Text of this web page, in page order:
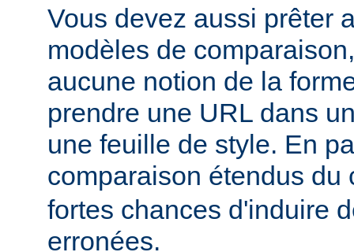
Vous devez aussi prêter
modèles de
aucune notion de la
prendre une URL dans
une feuille de style. En
comparaison étendus
fortes chances d'induire
erronées.